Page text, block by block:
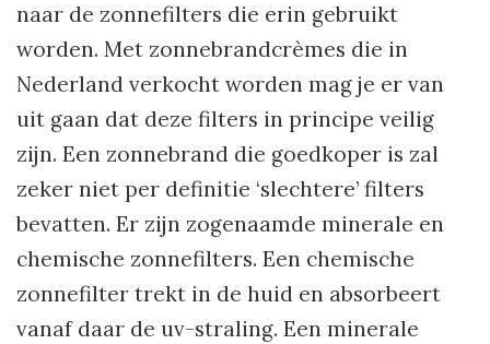
naar de zonnefilters die erin gebruikt
worden. Met zonnebrandcrèmes die in
Nederland verkocht worden mag je er van
uit gaan dat deze filters in principe veilig
zijn. Een zonnebrand die goedkoper is zal
zeker niet per definitie ‘slechtere’ filters
bevatten. Er zijn zogenaamde minerale en
chemische zonnefilters. Een chemische
zonnefilter trekt in de huid en absorbeert
vanaf daar de uv-straling. Een minerale